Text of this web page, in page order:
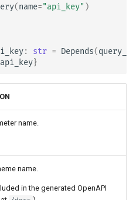
(name="api_key" )
: str = Depends(
api_key}
name.
name.
in the generated OpenAPI